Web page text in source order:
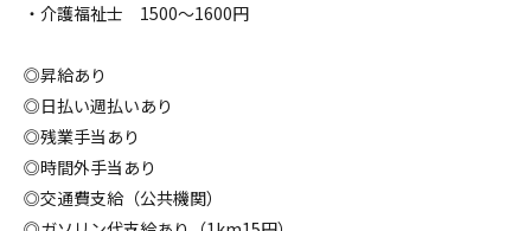
・介護福祉士 1500～1600円
◎昇給あり
◎日払い週払いあり
◎残業手当あり
◎時間外手当あり
◎交通費支給（公共機関）